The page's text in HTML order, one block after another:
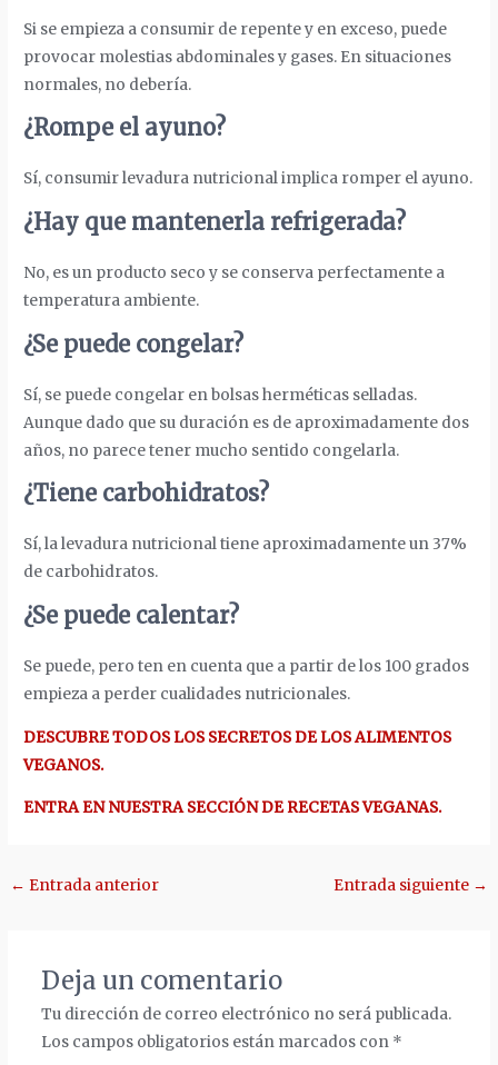
Si se empieza a consumir de repente y en exceso, puede
provocar molestias abdominales y gases. En situaciones
normales, no debería.
¿Rompe el ayuno?
Sí, consumir levadura nutricional implica romper el ayuno.
¿Hay que mantenerla refrigerada?
No, es un producto seco y se conserva perfectamente a
temperatura ambiente.
¿Se puede congelar?
Sí, se puede congelar en bolsas herméticas selladas.
Aunque dado que su duración es de aproximadamente dos
años, no parece tener mucho sentido congelarla.
¿Tiene carbohidratos?
Sí, la levadura nutricional tiene aproximadamente un 37%
de carbohidratos.
¿Se puede calentar?
Se puede, pero ten en cuenta que a partir de los 100 grados
empieza a perder cualidades nutricionales.
DESCUBRE TODOS LOS SECRETOS DE LOS ALIMENTOS
VEGANOS.
ENTRA EN NUESTRA SECCIÓN DE RECETAS VEGANAS.
Navegación
← Entrada anterior Entrada siguiente →
Deja un comentario
Tu dirección de correo electrónico no será publicada.
Los campos obligatorios están marcados con *